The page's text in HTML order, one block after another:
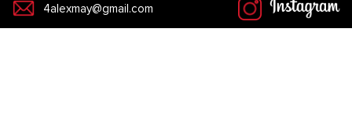
4alexmay@gmail.com